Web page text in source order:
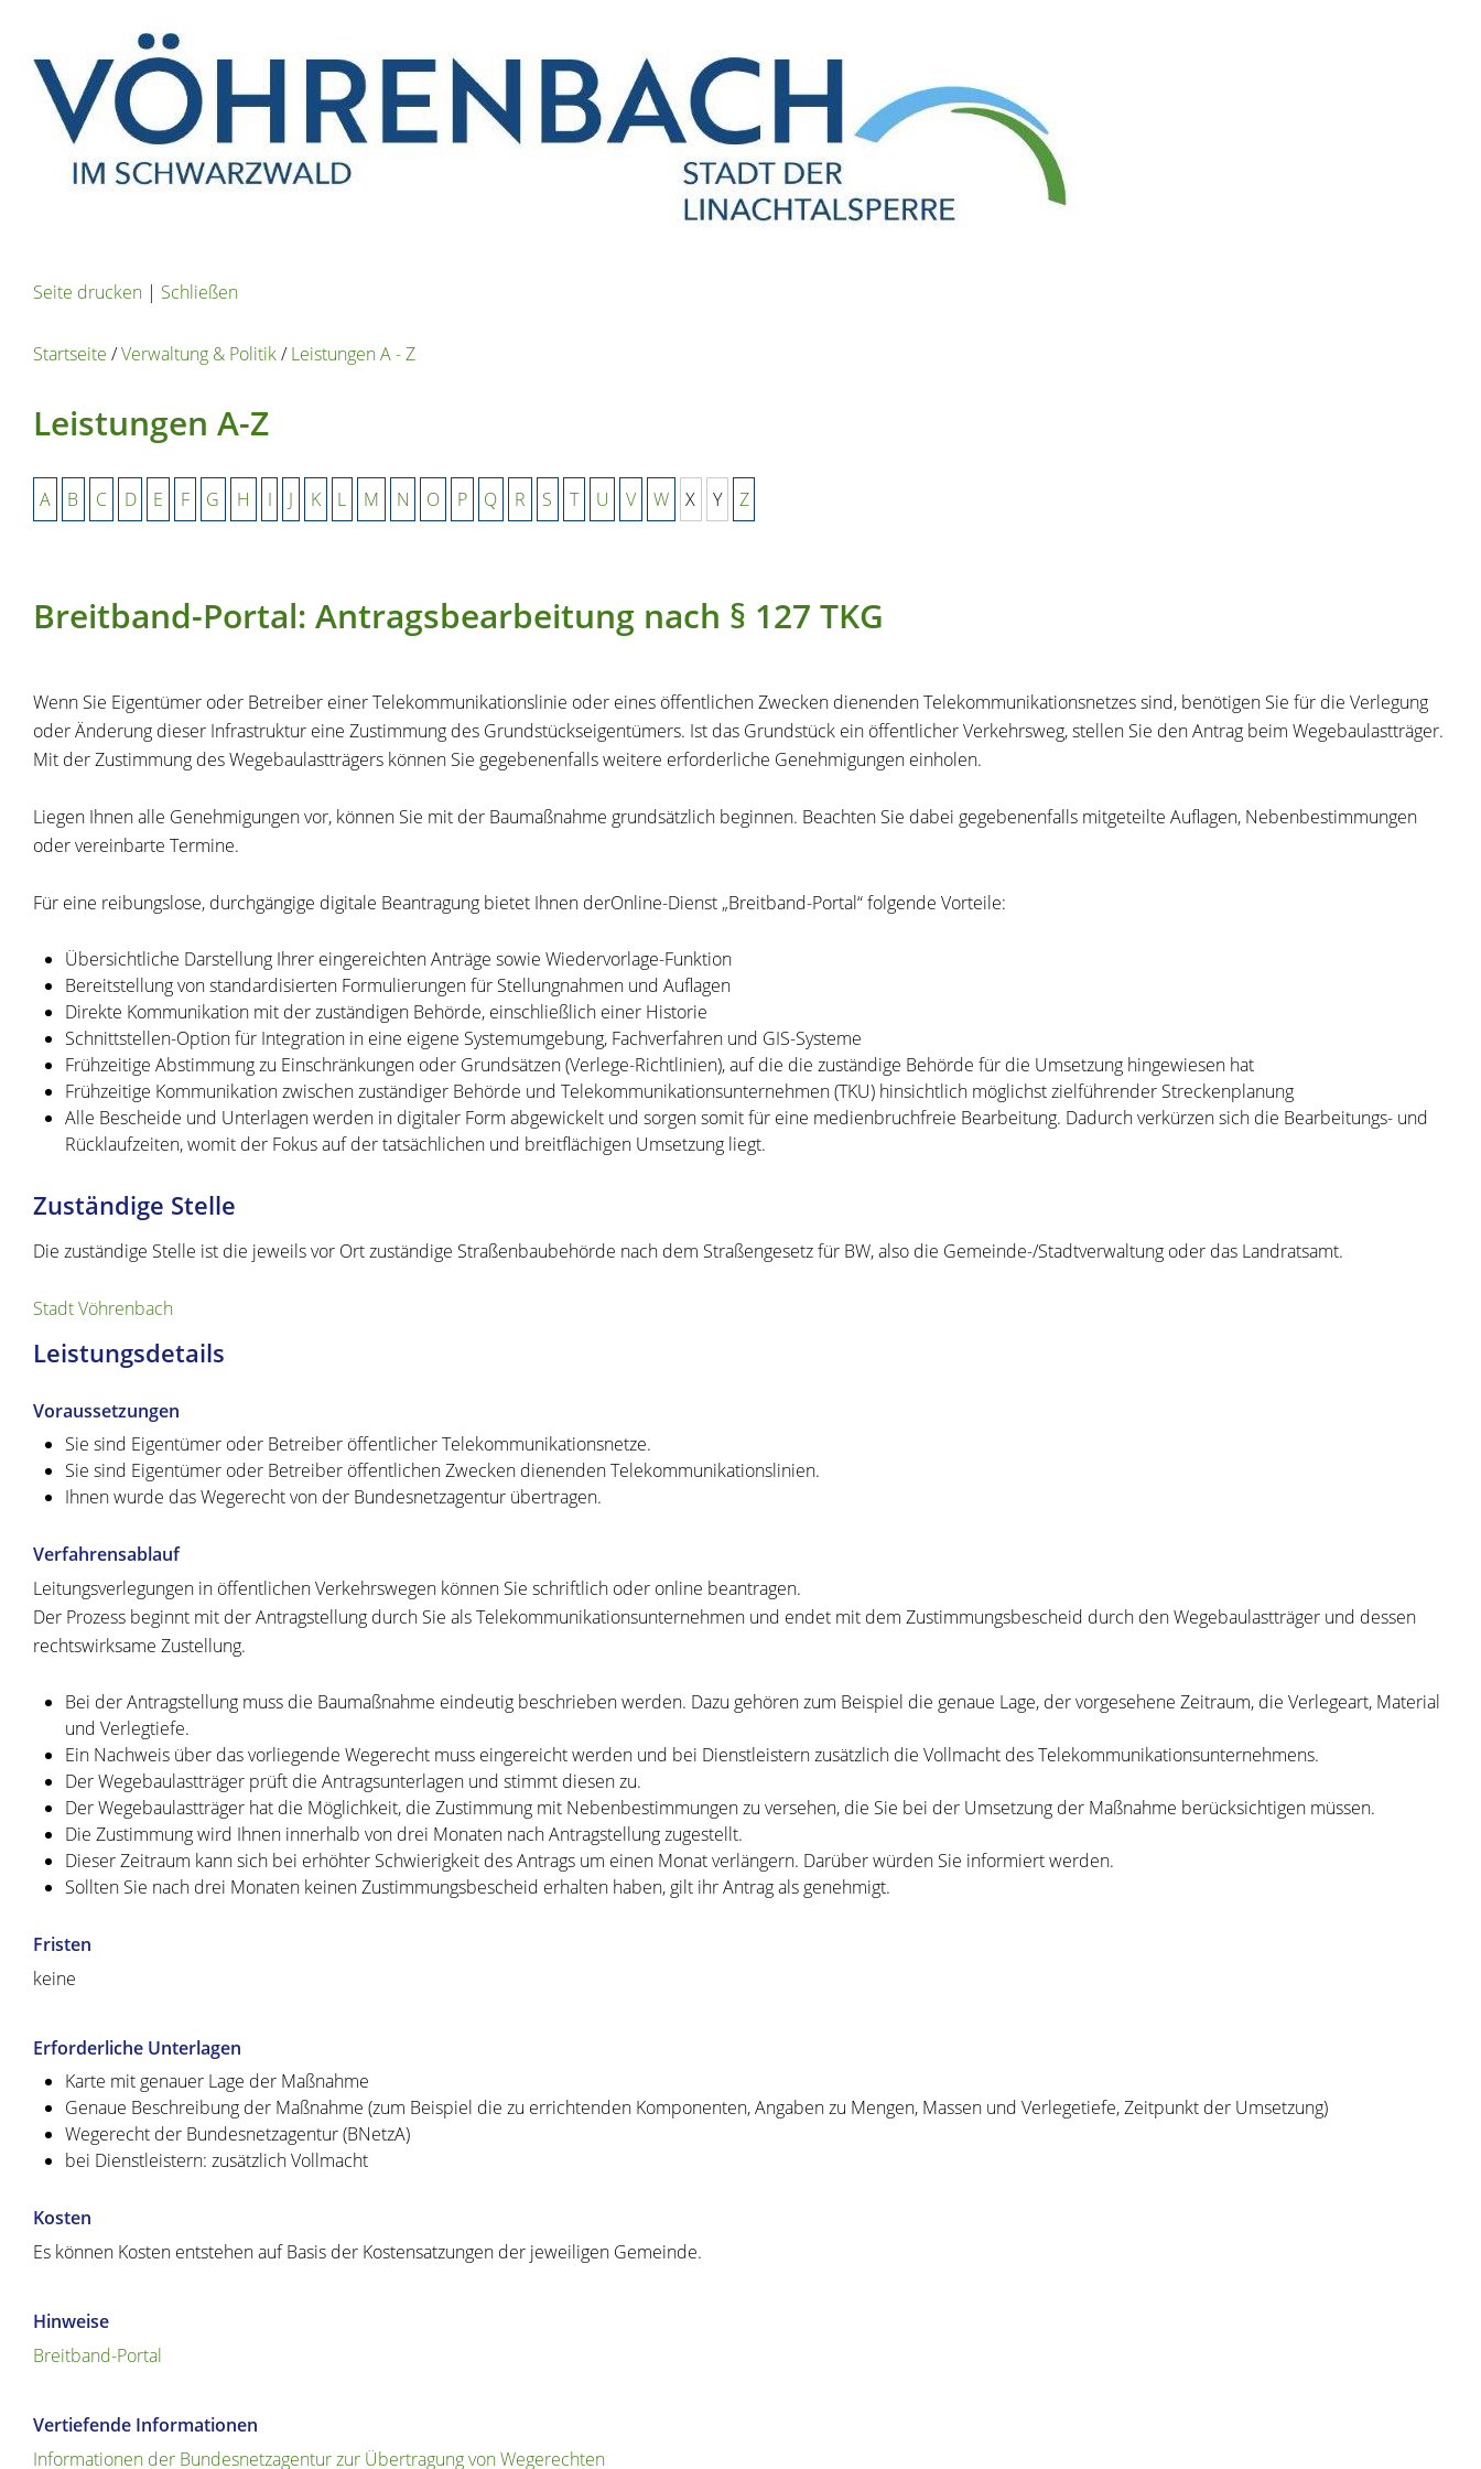
Seite drucken | Schließen
Startseite /Verwaltung & Politik/Leistungen A - Z
Leistungen A-Z
A B C D E F G H I J K L M N O P Q R S T U V W X Y Z
Breitband-Portal: Antragsbearbeitung nach § 127 TKG
Wenn Sie Eigentümer oder Betreiber einer Telekommunikationslinie oder eines öffentlichen Zwecken dienenden Telekommunikationsnetzes sind, benötigen Sie für die Verlegung
oder Änderung dieser Infrastruktur eine Zustimmung des Grundstückseigentümers. Ist das Grundstück ein öffentlicher Verkehrsweg, stellen Sie den Antrag beim Wegebaulastträger.
Mit der Zustimmung des Wegebaulastträgers können Sie gegebenenfalls weitere erforderliche Genehmigungen einholen.
Liegen Ihnen alle Genehmigungen vor, können Sie mit der Baumaßnahme grundsätzlich beginnen. Beachten Sie dabei gegebenenfalls mitgeteilte Auflagen, Nebenbestimmungen
oder vereinbarte Termine.
Für eine reibungslose, durchgängige digitale Beantragung bietet Ihnen derOnline-Dienst „Breitband-Portal“ folgende Vorteile:
Übersichtliche Darstellung Ihrer eingereichten Anträge sowie Wiedervorlage-Funktion
Bereitstellung von standardisierten Formulierungen für Stellungnahmen und Auflagen
Direkte Kommunikation mit der zuständigen Behörde, einschließlich einer Historie
Schnittstellen-Option für Integration in eine eigene Systemumgebung, Fachverfahren und GIS-Systeme
Frühzeitige Abstimmung zu Einschränkungen oder Grundsätzen (Verlege-Richtlinien), auf die die zuständige Behörde für die Umsetzung hingewiesen hat
Frühzeitige Kommunikation zwischen zuständiger Behörde und Telekommunikationsunternehmen (TKU) hinsichtlich möglichst zielführender Streckenplanung
Alle Bescheide und Unterlagen werden in digitaler Form abgewickelt und sorgen somit für eine medienbruchfreie Bearbeitung. Dadurch verkürzen sich die Bearbeitungs- und
Rücklaufzeiten, womit der Fokus auf der tatsächlichen und breitflächigen Umsetzung liegt.
Zuständige Stelle
Die zuständige Stelle ist die jeweils vor Ort zuständige Straßenbaubehörde nach dem Straßengesetz für BW, also die Gemeinde-/Stadtverwaltung oder das Landratsamt.
Stadt Vöhrenbach
Leistungsdetails
Voraussetzungen
Sie sind Eigentümer oder Betreiber öffentlicher Telekommunikationsnetze.
Sie sind Eigentümer oder Betreiber öffentlichen Zwecken dienenden Telekommunikationslinien.
Ihnen wurde das Wegerecht von der Bundesnetzagentur übertragen.
Verfahrensablauf
Leitungsverlegungen in öffentlichen Verkehrswegen können Sie schriftlich oder online beantragen.
Der Prozess beginnt mit der Antragstellung durch Sie als Telekommunikationsunternehmen und endet mit dem Zustimmungsbescheid durch den Wegebaulastträger und dessen
rechtswirksame Zustellung.
Bei der Antragstellung muss die Baumaßnahme eindeutig beschrieben werden. Dazu gehören zum Beispiel die genaue Lage, der vorgesehene Zeitraum, die Verlegeart, Material
und Verlegtiefe.
Ein Nachweis über das vorliegende Wegerecht muss eingereicht werden und bei Dienstleistern zusätzlich die Vollmacht des Telekommunikationsunternehmens.
Der Wegebaulastträger prüft die Antragsunterlagen und stimmt diesen zu.
Der Wegebaulastträger hat die Möglichkeit, die Zustimmung mit Nebenbestimmungen zu versehen, die Sie bei der Umsetzung der Maßnahme berücksichtigen müssen.
Die Zustimmung wird Ihnen innerhalb von drei Monaten nach Antragstellung zugestellt.
Dieser Zeitraum kann sich bei erhöhter Schwierigkeit des Antrags um einen Monat verlängern. Darüber würden Sie informiert werden.
Sollten Sie nach drei Monaten keinen Zustimmungsbescheid erhalten haben, gilt ihr Antrag als genehmigt.
Fristen
keine
Erforderliche Unterlagen
Karte mit genauer Lage der Maßnahme
Genaue Beschreibung der Maßnahme (zum Beispiel die zu errichtenden Komponenten, Angaben zu Mengen, Massen und Verlegetiefe, Zeitpunkt der Umsetzung)
Wegerecht der Bundesnetzagentur (BNetzA)
bei Dienstleistern: zusätzlich Vollmacht
Kosten
Es können Kosten entstehen auf Basis der Kostensatzungen der jeweiligen Gemeinde.
Hinweise
Breitband-Portal
Vertiefende Informationen
Informationen der Bundesnetzagentur zur Übertragung von Wegerechten